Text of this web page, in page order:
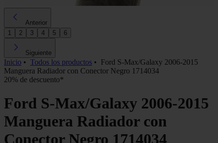
Anterior
1
2 3 4 5 6
Siguiente
Inicio • Todos los productos • Ford S-Max/Galaxy 2006-2015
Manguera Radiador con Conector Negro 1714034
20% de descuento*
Ford S-Max/Galaxy 2006-2015
Manguera Radiador con
Conector Negro 1714034